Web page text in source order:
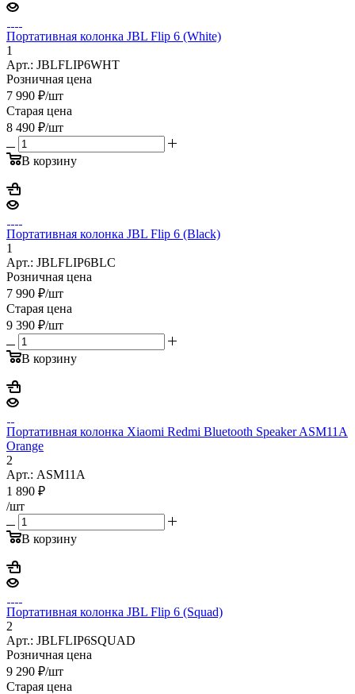
Портативная колонка JBL Flip 6 (White)
1
Арт.: JBLFLIP6WHT
Розничная цена
7 990 ₽/шт
Старая цена
8 490 ₽/шт
В корзину
Портативная колонка JBL Flip 6 (Black)
1
Арт.: JBLFLIP6BLC
Розничная цена
7 990 ₽/шт
Старая цена
9 390 ₽/шт
В корзину
Портативная колонка Xiaomi Redmi Bluetooth Speaker ASM11A
Orange
2
Арт.: ASM11A
1 890 ₽
/шт
В корзину
Портативная колонка JBL Flip 6 (Squad)
2
Арт.: JBLFLIP6SQUAD
Розничная цена
9 290 ₽/шт
Старая цена